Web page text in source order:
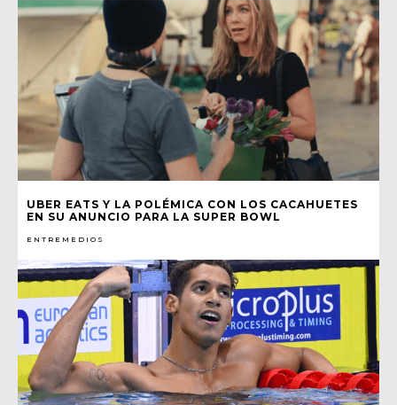
UBER EATS Y LA POLÉMICA CON LOS CACAHUETES
EN SU ANUNCIO PARA LA SUPER BOWL
ENTREMEDIOS